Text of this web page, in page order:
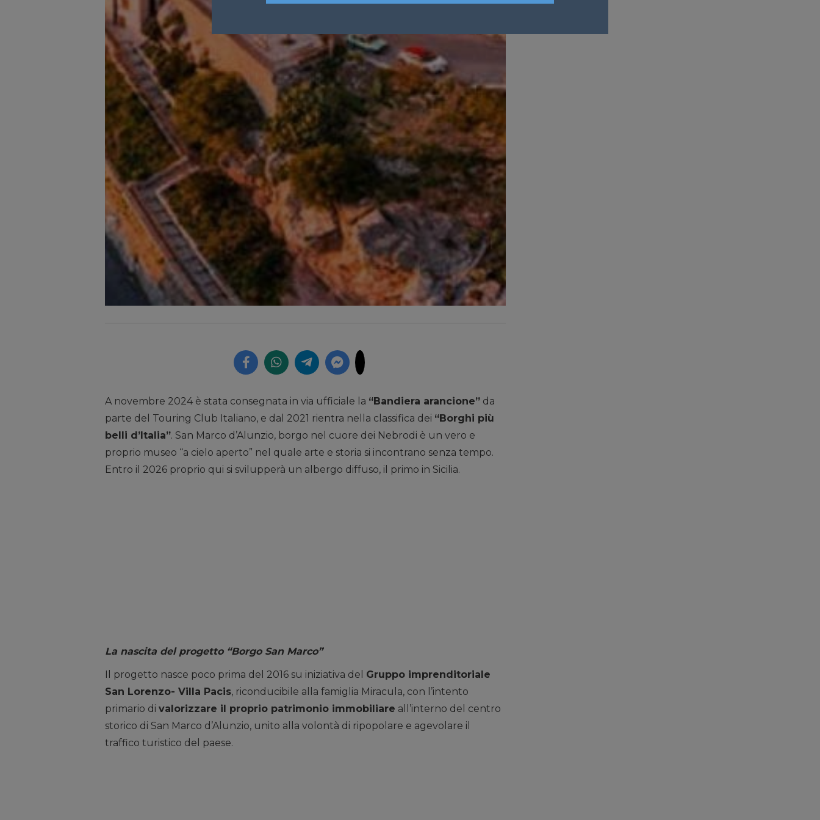
A novembre 2024 è stata consegnata in via ufficiale la “Bandiera arancione” da
parte del Touring Club Italiano, e dal 2021 rientra nella classifica dei “Borghi più
belli d’Italia”. San Marco d’Alunzio, borgo nel cuore dei Nebrodi è un vero e
proprio museo “a cielo aperto” nel quale arte e storia si incontrano senza tempo.
Entro il 2026 proprio qui si svilupperà un albergo diffuso, il primo in Sicilia.
La nascita del progetto “Borgo San Marco”
Il progetto nasce poco prima del 2016 su iniziativa del Gruppo imprenditoriale
San Lorenzo- Villa Pacis, riconducibile alla famiglia Miracula, con l’intento
primario di valorizzare il proprio patrimonio immobiliare all’interno del centro
storico di San Marco d’Alunzio, unito alla volontà di ripopolare e agevolare il
traffico turistico del paese.